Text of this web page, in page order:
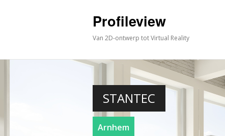
Profileview
Van 2D-ontwerp tot Virtual Reality
STANTEC
Arnhem